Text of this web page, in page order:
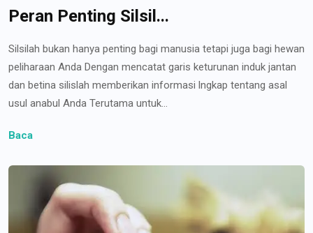
Peran Penting Silsil...
Silsilah bukan hanya penting bagi manusia tetapi juga bagi hewan
peliharaan Anda Dengan mencatat garis keturunan induk jantan
dan betina silislah memberikan informasi lngkap tentang asal
usul anabul Anda Terutama untuk...
Baca